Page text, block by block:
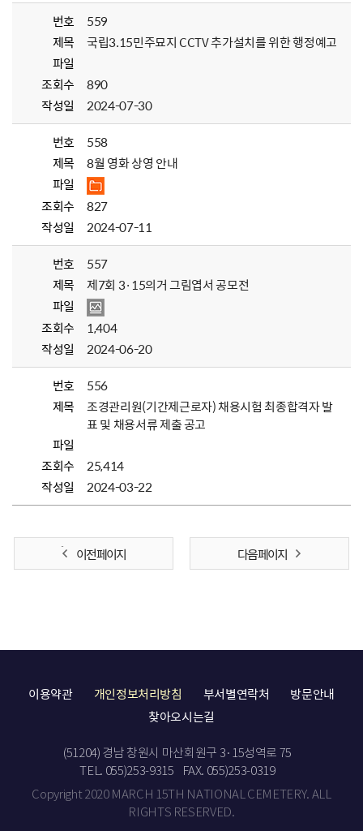
번호
559
제목
국립3.15민주묘지 CCTV 추가설치를 위한 행정예고
파일
조회수
890
작성일
2024-07-30
번호
558
제목
8월 영화 상영 안내
파일
조회수
827
작성일
2024-07-11
번호
557
제목
제7회 3·15의거 그림엽서 공모전
파일
조회수
1,404
작성일
2024-06-20
번호
556
제목
조경관리원(기간제근로자) 채용시험 최종합격자 발
표 및 채용서류 제출 공고
파일
조회수
25,414
작성일
2024-03-22
이전 페이지 다음 페이지
이용약관 개인정보처리방침 부서별연락처
방문안내
찾아오시는길
(51204) 경남 창원시 마산회원구 3·15성역로 75
TEL. 055)253-9315
FAX. 055)253-0319
Copyright 2020 MARCH 15TH NATIONAL CEMETERY. ALL
RIGHTS RESERVED.